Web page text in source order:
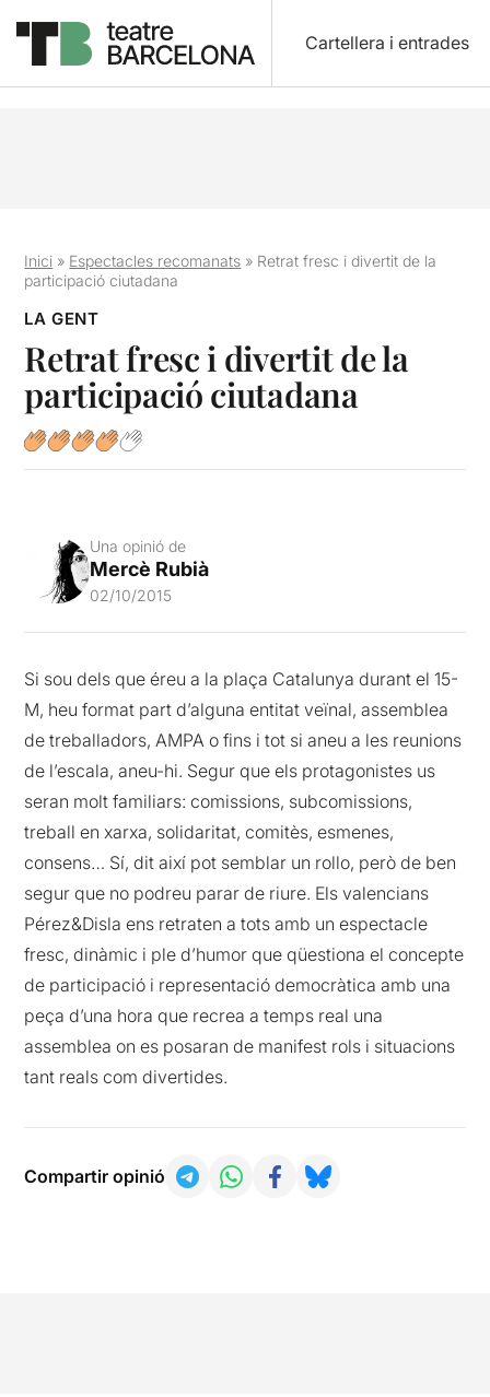
Cartellera i entrades
Inici » Espectacles recomanats » Retrat fresc i divertit de la
participació ciutadana
LA GENT
Retrat fresc i divertit de la
participació ciutadana
Una opinió de
Mercè Rubià
02/10/2015
Si sou dels que éreu a la plaça Catalunya durant el 15-
M, heu format part d’alguna entitat veïnal, assemblea
de treballadors, AMPA o fins i tot si aneu a les reunions
de l’escala, aneu-hi. Segur que els protagonistes us
seran molt familiars: comissions, subcomissions,
treball en xarxa, solidaritat, comitès, esmenes,
consens… Sí, dit així pot semblar un rollo, però de ben
segur que no podreu parar de riure. Els valencians
Pérez&Disla ens retraten a tots amb un espectacle
fresc, dinàmic i ple d’humor que qüestiona el concepte
de participació i representació democràtica amb una
peça d’una hora que recrea a temps real una
assemblea on es posaran de manifest rols i situacions
tant reals com divertides.
Compartir opinió